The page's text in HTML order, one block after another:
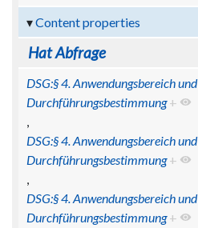
Content properties
Hat Abfrage
DSG:§ 4. Anwendungsbereich und
Durchführungsbestimmung +
,
DSG:§ 4. Anwendungsbereich und
Durchführungsbestimmung +
,
DSG:§ 4. Anwendungsbereich und
Durchführungsbestimmung +